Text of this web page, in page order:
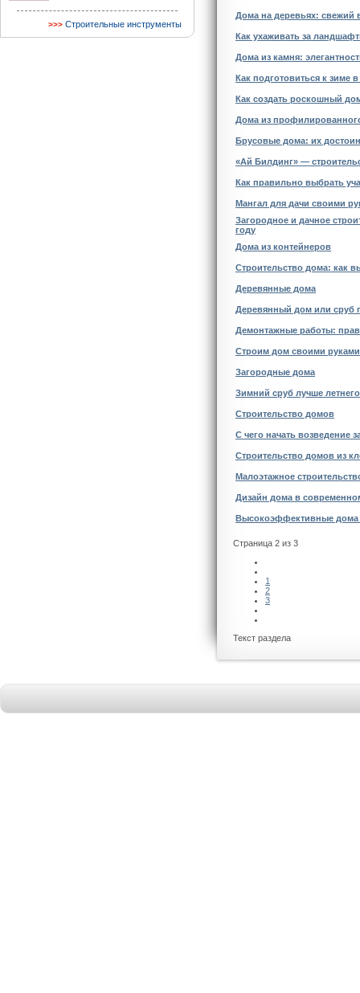
Строительные инструменты
Дома на деревьях: свежий
Как ухаживать за
Дома из камня:
Как подготовиться к зиме
Как создать роскошный
Дома из
Брусовые дома: их
«Ай Билдинг» —
Как правильно выбрать
Мангал для дачи своими
Загородное и дачное
году
Дома из контейнеров
Строительство дома: как
Деревянные дома
Деревянный дом или сруб
Демонтажные работы:
Строим дом своими руками
Загородные дома
Зимний сруб лучше
Строительство домов
С чего начать возведение
Строительство домов из
Малоэтажное
Дизайн дома в
Высокоэффективные дома
Страница 2 из 3
1
2
3
Текст раздела